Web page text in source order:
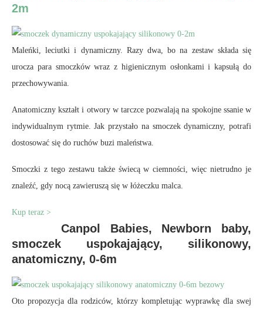
2m
Maleńki, leciutki i dynamiczny. Razy dwa, bo na zestaw składa się
urocza para smoczków wraz z higienicznym osłonkami i kapsułą do
przechowywania.
Anatomiczny kształt i otwory w tarczce pozwalają na spokojne ssanie w
indywidualnym rytmie. Jak przystało na smoczek dynamiczny, potrafi
dostosować się do ruchów buzi maleństwa.
Smoczki z tego zestawu także świecą w ciemności, więc nietrudno je
znaleźć, gdy nocą zawieruszą się w łóżeczku malca.
Kup teraz >
Canpol Babies, Newborn baby,
smoczek uspokajający, silikonowy,
anatomiczny, 0-6m
Oto propozycja dla rodziców, którzy kompletując wyprawkę dla swej